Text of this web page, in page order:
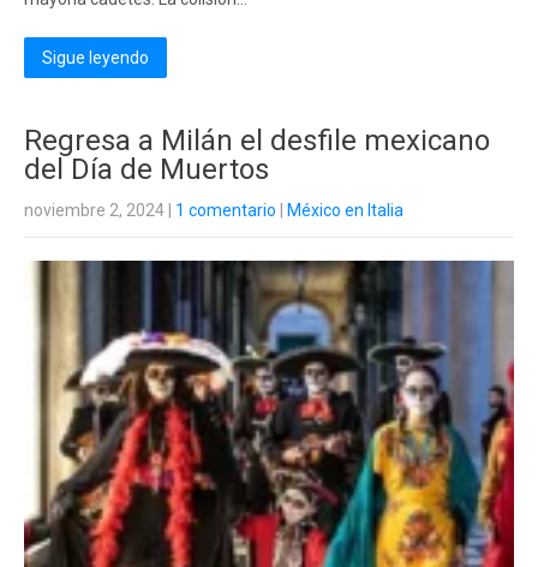
Sigue leyendo
Regresa a Milán el desfile mexicano
del Día de Muertos
noviembre 2, 2024 1 comentario México en Italia